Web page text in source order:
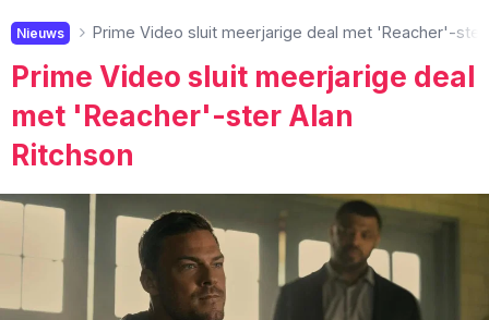
Nieuws Prime Video sluit meerjarige deal met 'Reacher'-ster
Prime Video sluit meerjarige deal
met 'Reacher'-ster Alan
Ritchson